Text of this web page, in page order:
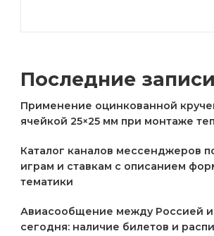
Последние записи
Применение оцинкованной
ячейкой 25×25 мм при монтаже
Каталог каналов мессенджеров
играм и ставкам с описанием
тематики
Авиасообщение между Россией
сегодня: наличие билетов и